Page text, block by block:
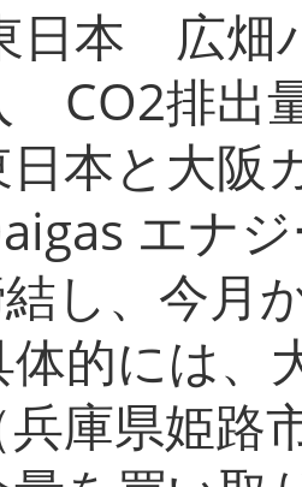
日本 広畑
CO2排出
本と大阪
エナ
し、今月
的には、
庫県姫路